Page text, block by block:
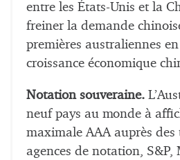
entre les États-Unis et la
freiner la demande
premières australiennes
croissance économique
Notation souveraine.
neuf pays au monde à
maximale AAA auprès des
agences de notation, S&P,